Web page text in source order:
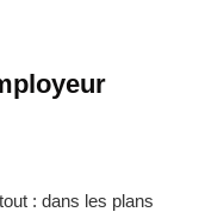
: dans les plans